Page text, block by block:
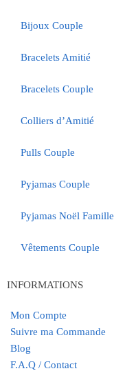
Bijoux Couple
Bracelets Amitié
Bracelets Couple
Colliers d’Amitié
Pulls Couple
Pyjamas Couple
Pyjamas Noël Famille
Vêtements Couple
INFORMATIONS
Mon Compte
Suivre ma Commande
Blog
F.A.Q / Contact